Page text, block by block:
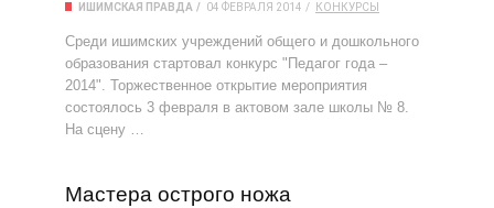
ИШИМСКАЯ ПРАВДА 04 ФЕВРАЛЯ 2014 КОНКУРСЫ
Среди ишимских учреждений общего и дошкольного
образования стартовал конкурс "Педагог года –
2014". Торжественное открытие мероприятия
состоялось 3 февраля в актовом зале школы № 8.
На сцену …
Мастера острого ножа